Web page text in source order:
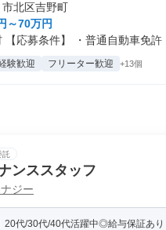
北区吉野町
～70万円
【応募条件】 ・普通自動車免許
験歓迎 フリーター歓迎 +13個
託
ンススタッフ
ジー
20代/30代/40代活躍中◎給与保証あ